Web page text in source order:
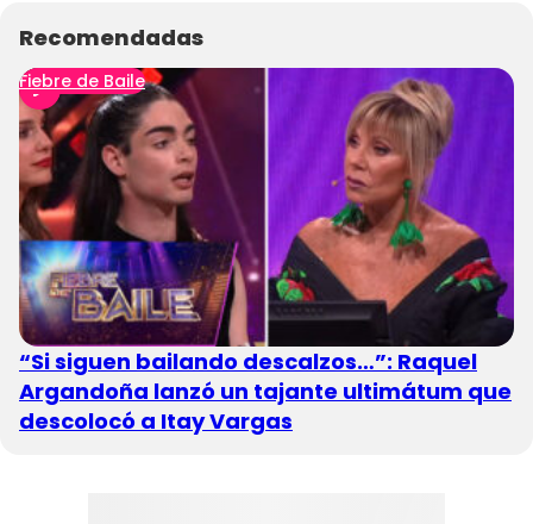
Recomendadas
Fiebre de Baile
“Si siguen bailando descalzos…”: Raquel
Argandoña lanzó un tajante ultimátum que
descolocó a Itay Vargas